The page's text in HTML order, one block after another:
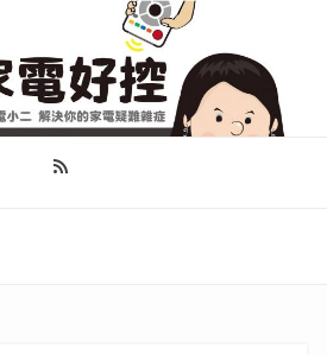
麼找出適合自己的家電